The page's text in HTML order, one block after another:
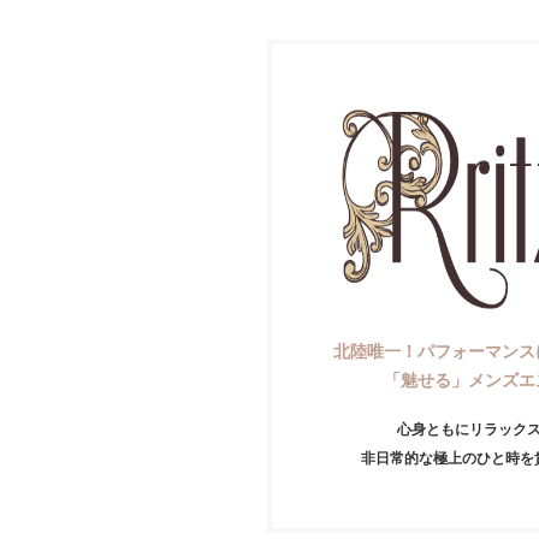
北陸唯一！パフォーマン
「魅せる」メンズ
心身ともにリラック
非日常的な極上のひと時